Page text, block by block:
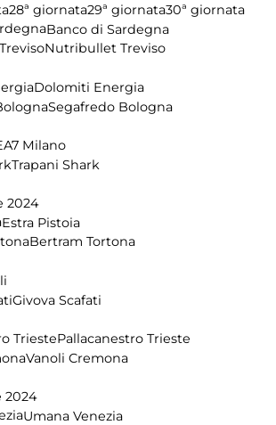
28ª giornata29ª giornata30ª giornata
Banco di Sardegna
Nutribullet Treviso
Dolomiti Energia
Segafredo Bologna
Milano
Trapani Shark
2024
Estra Pistoia
Bertram Tortona
Givova Scafati
Pallacanestro Trieste
Vanoli Cremona
2024
Umana Venezia